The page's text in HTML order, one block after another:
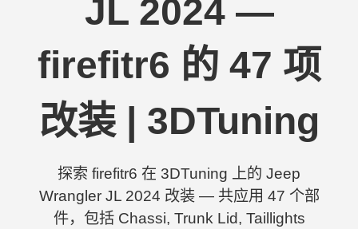
JL 2024 —
firefitr6 的 47 项
改装 | 3DTuning
探索 firefitr6 在 3DTuning 上的 Jeep
Wrangler JL 2024 改装 — 共应用 47 个部
件，包括 Chassi, Trunk Lid, Taillights